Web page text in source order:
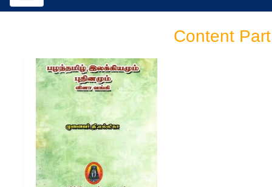
Content
பழந்தமிழ் இலக்கியமும்
புதினமும்(வினா வங்கி) |
Palantamil Ilakkiyamum
Putinamum (Vina Vanki)